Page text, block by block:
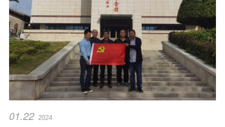
01.22 2024